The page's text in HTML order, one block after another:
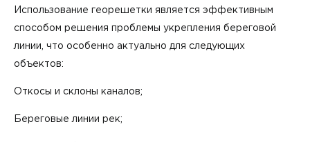
Использование георешетки является эффективным
способом решения проблемы укрепления береговой
линии, что особенно актуально для следующих
объектов:
Откосы и склоны каналов;
Береговые линии рек;